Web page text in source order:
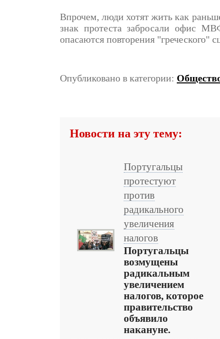
Впрочем, люди хотят жить как
знак протеста забросали офис
опасаются повторения "греческого"
Опубликовано в категории:
Новости на эту тему:
Португальцы
протестуют
против
радикального
увеличения
налогов
Португальцы
возмущены
радикальным
увеличением
налогов, которое
правительство
объявило
накануне.